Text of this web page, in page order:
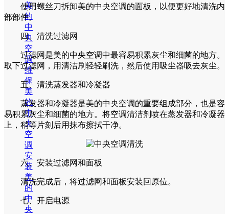
美
的
中
央
空
调
维
保
美
的
中
央
空
调
安
装
美
的
中
央
使用螺丝刀拆卸美的中央空调的面板，以便更好地清洗内
部部件。
四、清洗过滤网
过滤网是美的中央空调中最容易积累灰尘和细菌的地方。
取下过滤网，用清洁刷轻轻刷洗，然后使用吸尘器吸去灰尘。
五、清洗蒸发器和冷凝器
蒸发器和冷凝器是美的中央空调的重要组成部分，也是容
易积累灰尘和细菌的地方。将空调清洁剂喷在蒸发器和冷凝器
上，稍等片刻后用抹布擦拭干净。
六、安装过滤网和面板
清洗完成后，将过滤网和面板安装回原位。
七、开启电源